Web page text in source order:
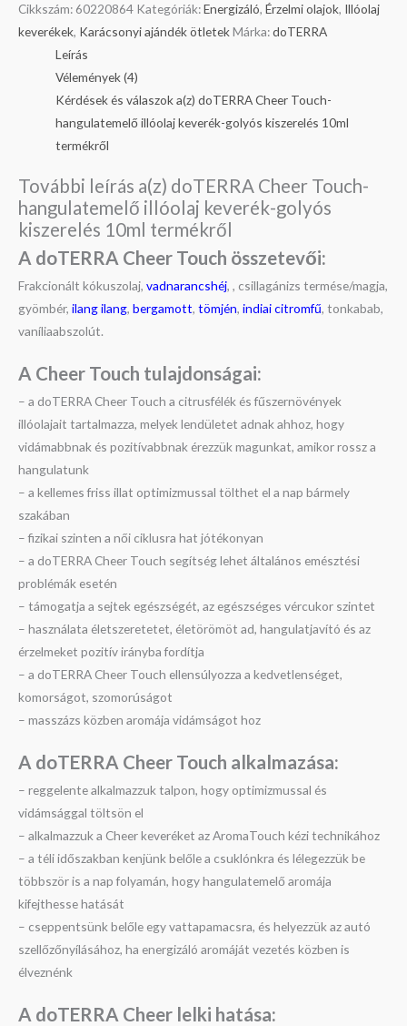
Cikkszám: 60220864 Kategóriák:Energizáló, Érzelmi olajok, Illóolaj
keverékek, Karácsonyi ajándék ötletekMárka:doTERRA
Leírás
Vélemények (4)
Kérdések és válaszok a(z) doTERRA Cheer Touch-
hangulatemelő illóolaj keverék-golyós kiszerelés 10ml
termékről
További leírás a(z) doTERRA Cheer Touch-
hangulatemelő illóolaj keverék-golyós
kiszerelés 10ml termékről
A doTERRA Cheer Touch összetevői:
Frakcionált kókuszolaj, vadnarancshéj, , csillagánizs termése/magja,
gyömbér, ilang ilang, bergamott, tömjén, indiai citromfű, tonkabab,
vaníliaabszolút.
A Cheer Touch tulajdonságai:
– a doTERRA Cheer Touch a citrusfélék és fűszernövények
illóolajait tartalmazza, melyek lendületet adnak ahhoz, hogy
vidámabbnak és pozitívabbnak érezzük magunkat, amikor rossz a
hangulatunk
– a kellemes friss illat optimizmussal tölthet el a nap bármely
szakában
– fizikai szinten a női ciklusra hat jótékonyan
– a doTERRA Cheer Touch segítség lehet általános emésztési
problémák esetén
– támogatja a sejtek egészségét, az egészséges vércukor szintet
– használata életszeretetet, életörömöt ad, hangulatjavító és az
érzelmeket pozitív irányba fordítja
– a doTERRA Cheer Touch ellensúlyozza a kedvetlenséget,
komorságot, szomorúságot
– masszázs közben aromája vidámságot hoz
A doTERRA Cheer Touch alkalmazása:
– reggelente alkalmazzuk talpon, hogy optimizmussal és
vidámsággal töltsön el
– alkalmazzuk a Cheer keveréket az AromaTouch kézi technikához
– a téli időszakban kenjünk belőle a csuklónkra és lélegezzük be
többször is a nap folyamán, hogy hangulatemelő aromája
kifejthesse hatását
– cseppentsünk belőle egy vattapamacsra, és helyezzük az autó
szellőzőnyílásához, ha energizáló aromáját vezetés közben is
élveznénk
A doTERRA Cheer lelki hatása: